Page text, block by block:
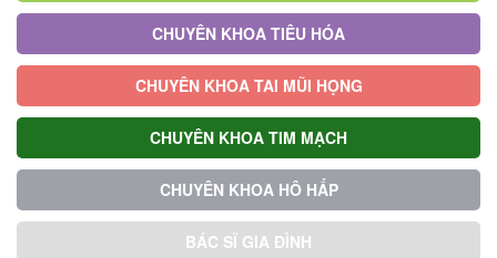
CHUYÊN KHOA TIÊU HÓA
CHUYÊN KHOA TAI MŨI HỌNG
CHUYÊN KHOA TIM MẠCH
CHUYÊN KHOA HÔ HẤP
BÁC SĨ GIA ĐÌNH